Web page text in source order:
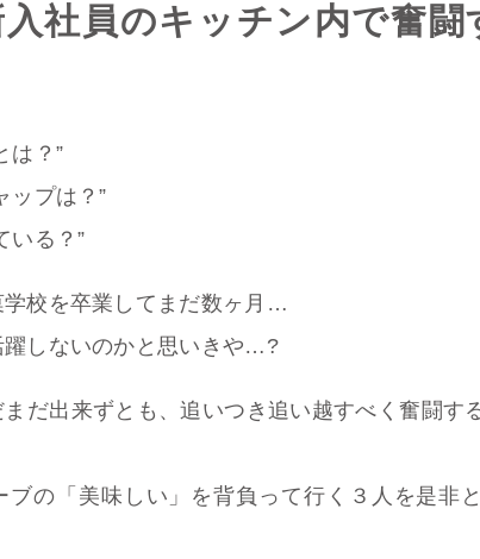
社員のキッチン内で奮闘
は？”
ップは？”
いる？”
校を卒業してまだ数ヶ月…
躍しないのかと思いきや…?
だ出来ずとも、追いつき追い越すべく奮闘す
ブの「美味しい」を背負って行く３人を是非